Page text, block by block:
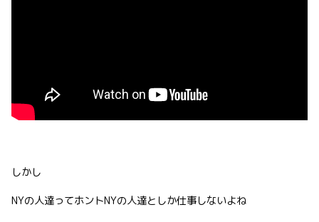
しかし
NYの人達ってホントNYの人達としか仕事しないよね